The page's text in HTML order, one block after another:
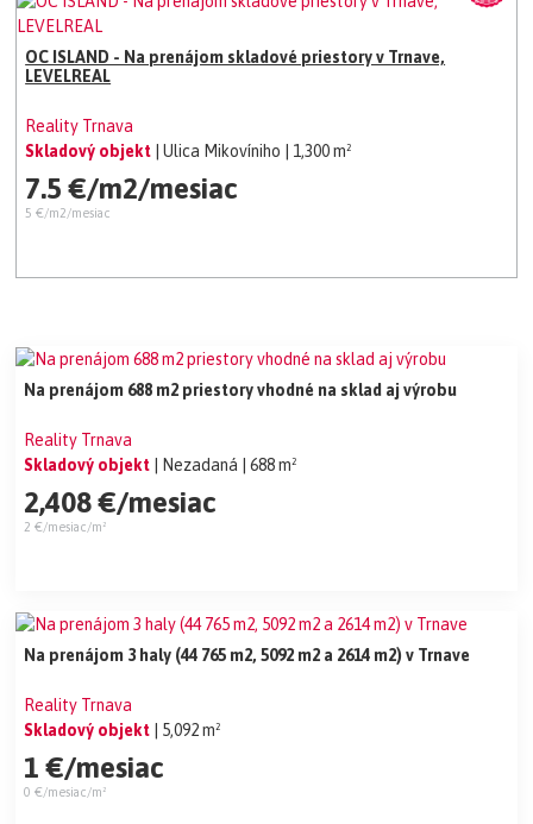
OC ISLAND - Na prenájom skladové priestory v Trnave,
LEVELREAL
Reality Trnava
Skladový objekt
| Ulica Mikovíniho | 1,300 m²
7.5 €/m2/mesiac
5 €/m2/mesiac
Na prenájom 688 m2 priestory vhodné na sklad aj výrobu
Reality Trnava
Skladový objekt
| Nezadaná | 688 m²
2,408 €/mesiac
2 €/mesiac/m²
Na prenájom 3 haly (44 765 m2, 5092 m2 a 2614 m2) v Trnave
Reality Trnava
Skladový objekt
| 5,092 m²
1 €/mesiac
0 €/mesiac/m²